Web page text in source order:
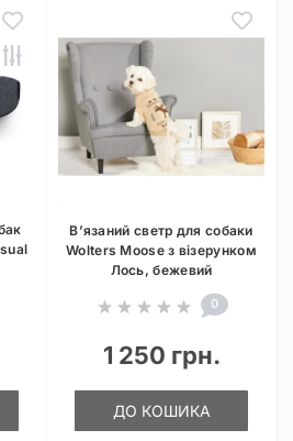
В’язаний светр для собаки
Wolters Moose з візерунком
Лось, бежевий
0
1 250 грн.
ДО КОШИКА